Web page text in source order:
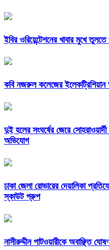
ইবির ওরিয়েন্টেশনের খাবার মুখে তুলতে
কবি নজরুল কলেজের ইলেকট্রিশিয়ান
দুই হলের সংঘর্ষের জেরে
অভিযোগ
ঢাকা জেলা রোভারের দেয়ালিকা
স্কাউট গ্রুপ
নাসীরুদ্দীন পাটওয়ারীকে অবাঞ্ছিত